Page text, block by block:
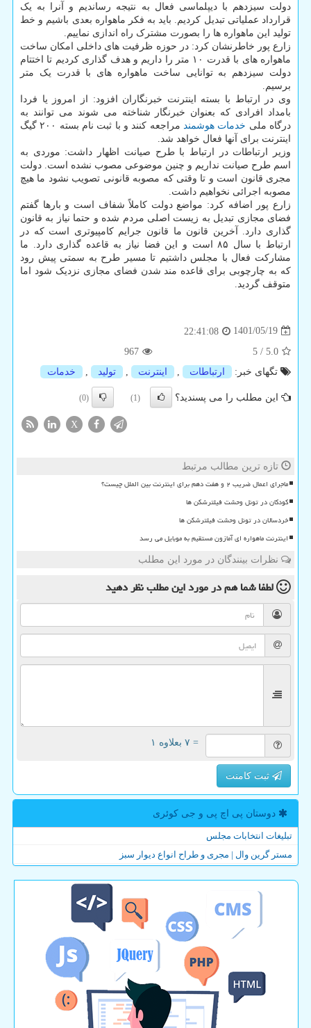
دولت سیزدهم با دیپلماسی فعال به نتیجه رساندیم و آنرا به یک
قرارداد عملیاتی تبدیل کردیم. باید به فکر ماهواره بعدی باشیم و خط
تولید این ماهواره ها را بصورت مشترک راه اندازی نماییم.
زارع پور خاطرنشان کرد: در حوزه ظرفیت های داخلی امکان ساخت
ماهواره های با قدرت ۱۰ متر را داریم و هدف گذاری کردیم تا اختتام
دولت سیزدهم به توانایی ساخت ماهواره های با قدرت یک متر
برسیم.
وی در ارتباط با بسته اینترنت خبرنگاران افزود: از امروز یا فردا
بامداد افرادی که بعنوان خبرنگار شناخته می شوند می توانند به
درگاه ملی خدمات هوشمند
مراجعه کنند و با ثبت نام بسته ۲۰۰ گیگ
اینترنت برای آنها فعال خواهد شد.
وزیر ارتباطات در ارتباط با طرح صیانت اظهار داشت: موردی به
اسم طرح صیانت نداریم و چنین موضوعی مصوب نشده است. دولت
مجری قانون است و تا وقتی که مصوبه قانونی تصویب نشود ما هیچ
مصوبه اجرائی نخواهیم داشت.
زارع پور اضافه کرد: مواضع دولت کاملاً شفاف است و بارها گفتم
فضای مجازی تبدیل به زیست اصلی مردم شده و حتما نیاز به قانون
گذاری دارد. آخرین قانون ما قانون جرایم کامپیوتری است که در
ارتباط با سال ۸۵ است و این فضا نیاز به قاعده گذاری دارد. ما
مشارکت فعال با مجلس داشتیم تا مسیر طرح به سمتی پیش رود
که به چارچوبی برای قاعده مند شدن فضای مجازی نزدیک شود اما
متوقف گردید.
1401/05/19
22:41:08
5.0
/
5
967
تگهای خبر:
ارتباطات , اینترنت , تولید , خدمات
این مطلب را می پسندید؟ (1)
(0)
X
تازه ترین مطالب مرتبط
ماجرای اعمال ضریب ۲ و هفت دهم برای اینترنت بین الملل چیست؟
کودکان در تونل وحشت فیلترشکن ها
خردسالان در تونل وحشت فیلترشکن ها
اینترنت ماهواره ای آمازون مستقیم به موبایل می رسد
نظرات بینندگان در مورد این مطلب
لطفا شما همدر مورد این مطلبنظر دهید
= ۷ بعلاوه ۱
ثبت کامنت
دوستان پی اچ پی و جی كوئری
تبلیغات انتخابات مجلس
مستر گرین وال | مجری و طراح انواع دیوار سبز